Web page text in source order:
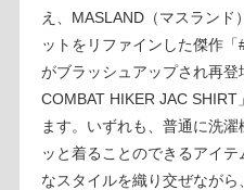
え、MASLAND（マスランド
ットをリファインした傑作「
がブラッシュアップされ再
COMBAT HIKER JAC
ます。いずれも、普通に洗
ッと着ることのできるアイ
なスタイルを織り交ぜなが